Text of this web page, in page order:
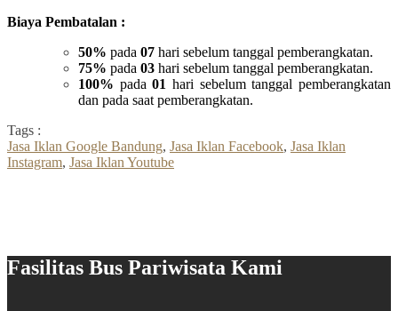
Biaya Pembatalan :
50% pada 07 hari sebelum tanggal pemberangkatan.
75% pada 03 hari sebelum tanggal pemberangkatan.
100% pada01 hari sebelum tanggal pemberangkatan
dan pada saat pemberangkatan.
Tags :
Jasa Iklan Google Bandung, Jasa Iklan Facebook, Jasa Iklan
Instagram, Jasa Iklan Youtube
Fasilitas Bus Pariwisata Kami